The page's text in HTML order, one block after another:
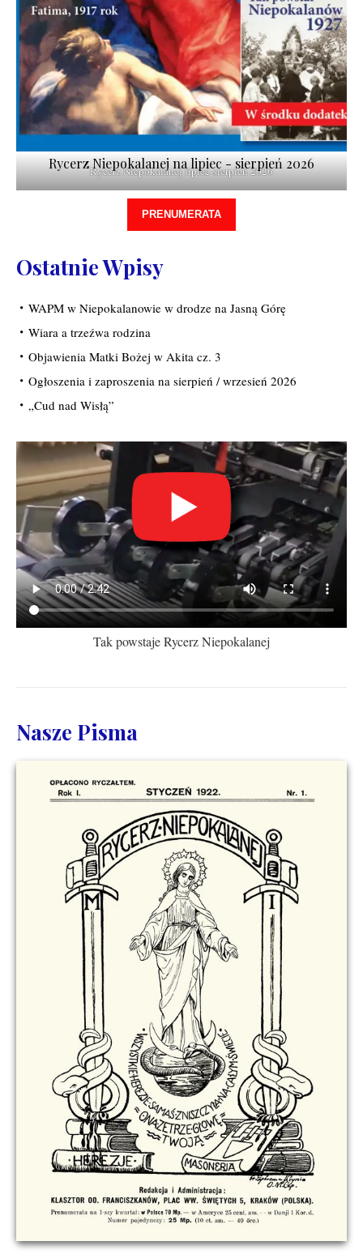
Rycerz Niepokalanej lipiec-sierpień 2026
Rycerz Niepokalanej na lipiec - sierpień 2026
PRENUMERATA
Ostatnie Wpisy
WAPM w Niepokalanowie w drodze na Jasną Górę
Wiara a trzeźwa rodzina
Objawienia Matki Bożej w Akita cz. 3
Ogłoszenia i zaproszenia na sierpień / wrzesień 2026
„Cud nad Wisłą”
Tak powstaje Rycerz Niepokalanej
Nasze Pisma